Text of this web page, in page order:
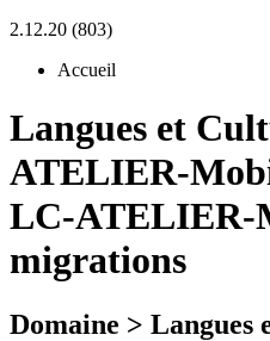
2.12.20 (803)
Accueil
Langues et
ATELIER-
LC-ATELIER-
migrations
Domaine > Langues